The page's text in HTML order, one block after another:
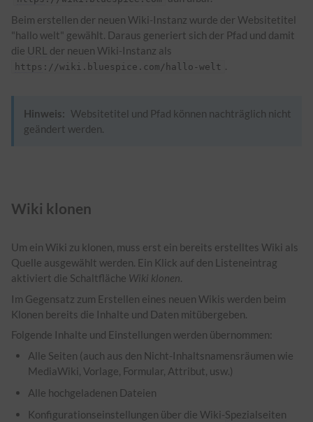
Beim erstellen der neuen Wiki-Instanz wurde der Websitetitel
"hallo welt" gewählt. Daraus generiert sich der Pfad und damit
die URL der neuen Wiki-Instanz als
https ://wiki.bluespice.com/hallo-welt .
Hinweis: Websitetitel und Pfad können nachträglich nicht
geändert werden.
Wiki klonen
Um ein Wiki zu klonen, muss erst ein bereits erstelltes Wiki als
Quelle ausgewählt werden. Ein Klick auf den Listeneintrag
aktiviert die Schaltfläche Wiki klonen.
Im Gegensatz zum Erstellen eines neuen Wikis werden beim
Klonen bereits die Inhalte und Daten mitübergeben.
Folgende Inhalte und Einstellungen werden übernommen:
Alle Seiten (auch aus den Nicht-Inhaltsnamensräumen wie
MediaWiki, Vorlage, Formular, Attribut, usw.)
Alle hochgeladenen Dateien
Konfigurationseinstellungen über die Wiki-Spezialseiten